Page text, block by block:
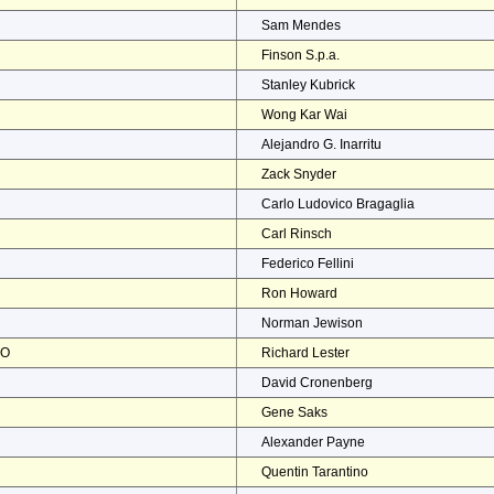
Sam Mendes
Finson S.p.a.
Stanley Kubrick
Wong Kar Wai
Alejandro G. Inarritu
Zack Snyder
Carlo Ludovico Bragaglia
Carl Rinsch
Federico Fellini
Ron Howard
Norman Jewison
Richard Lester
David Cronenberg
Gene Saks
Alexander Payne
Quentin Tarantino